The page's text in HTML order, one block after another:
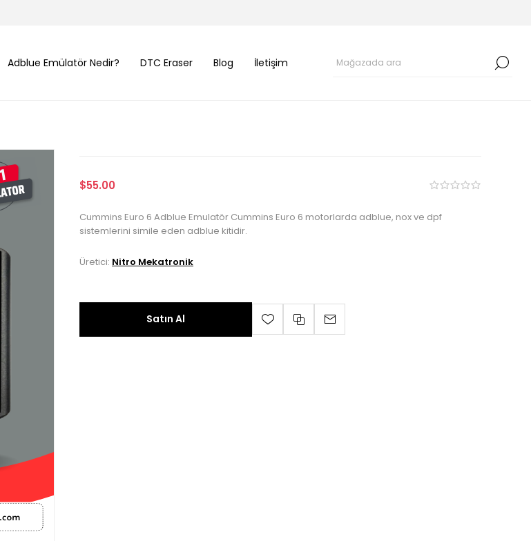
Adblue Emülatör Nedir? DTC Eraser Blog İletişim
$55.00
Cummins Euro 6 Adblue Emulatör Cummins Euro 6 motorlarda adblue, nox ve dpf
sistemlerini simile eden adblue kitidir.
Üretici: Nitro Mekatronik
Satın Al